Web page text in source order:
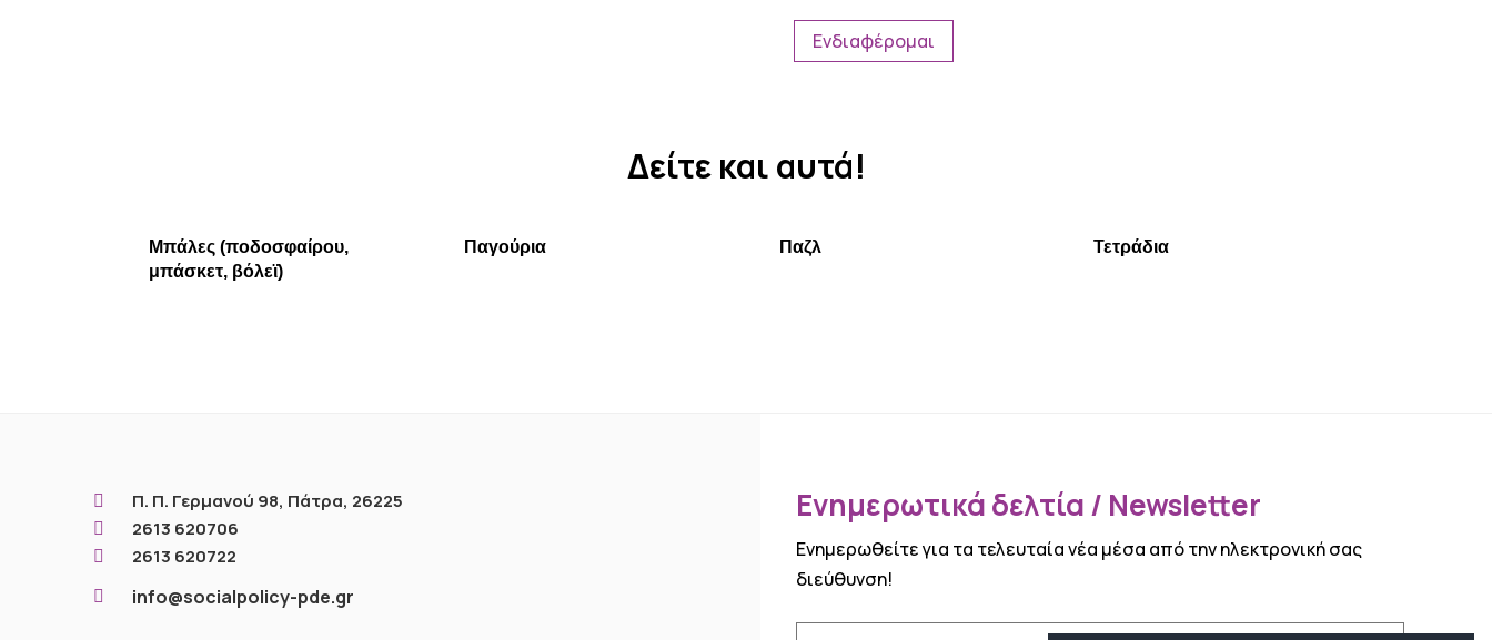
Δείτε και αυτά!
Μπάλες (ποδοσφαίρου,
μπάσκετ, βόλεϊ)
Παγούρια Παζλ Τετράδια
 Π. Π. Γερμανού 98, Πάτρα, 26225
 2613 620706
 2613 620722
 info@socialpolicy-pde.gr
Ενημερωτικά δελτία / Newsletter
Ενημερωθείτε για τα τελευταία νέα μέσα από την ηλεκτρονική σας
διεύθυνση!